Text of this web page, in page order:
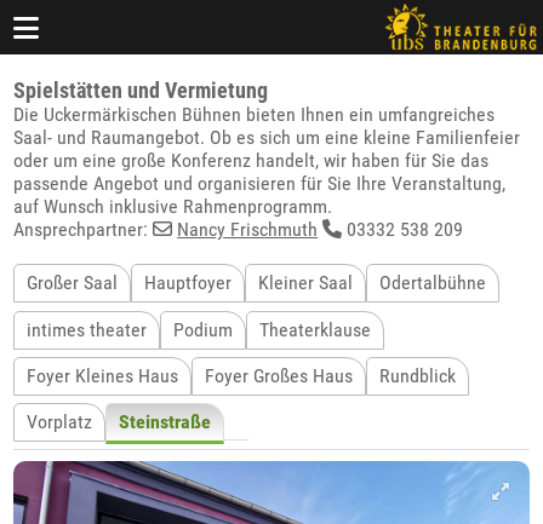
Spielstätten und Vermietung
Die Uckermärkischen Bühnen bieten Ihnen ein umfangreiches
Saal- und Raumangebot. Ob es sich um eine kleine Familienfeier
oder um eine große Konferenz handelt, wir haben für Sie das
passende Angebot und organisieren für Sie Ihre Veranstaltung,
auf Wunsch inklusive Rahmenprogramm.
Ansprechpartner:
Nancy Frischmuth 03332 538 209
Großer Saal Hauptfoyer Kleiner Saal Odertalbühne
intimes theater Podium Theaterklause
Foyer Kleines Haus Foyer Großes Haus Rundblick
Vorplatz Steinstraße